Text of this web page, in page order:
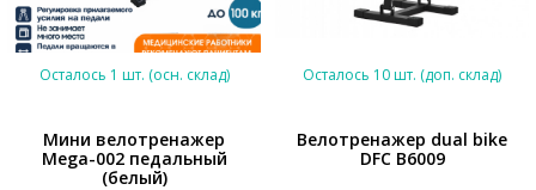
Осталось 1 шт. (осн. склад)
Мини велотренажер
Mega-002 педальный
(белый)
*}
Осталось 10 шт. (доп. склад)
Велотренажер dual bike
DFC B6009